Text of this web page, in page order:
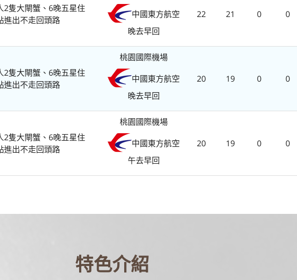
特色介紹
2隻大閘蟹、6晚五星住
進出不走回頭路
中國東方航空
晚去早回
22 21 0 0
2隻大閘蟹、6晚五星住
進出不走回頭路
桃園國際機場
中國東方航空
晚去早回
20 19 0 0
2隻大閘蟹、6晚五星住
進出不走回頭路
桃園國際機場
中國東方航空
午去早回
20 19 0 0